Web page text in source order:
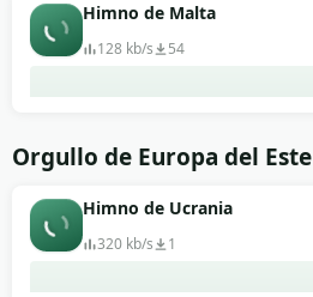
Himno de Malta
128 kb/s 54
Orgullo de Europa del Este
Himno de Ucrania
320 kb/s 1